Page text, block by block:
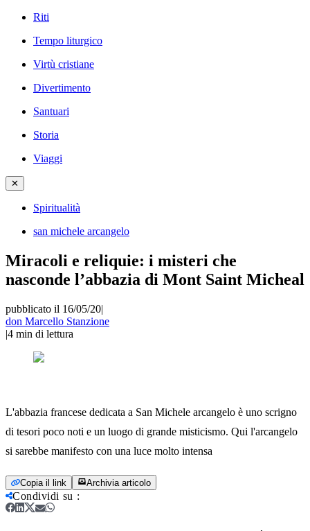
Riti
Tempo liturgico
Virtù cristiane
Divertimento
Santuari
Storia
Viaggi
✕
Spiritualità
san michele arcangelo
Miracoli e reliquie: i misteri che
nasconde l’abbazia di Mont Saint Micheal
pubblicato il 16/05/20|
don Marcello Stanzione
|4 min di lettura
L'abbazia francese dedicata a San Michele arcangelo è uno scrigno
di tesori poco noti e un luogo di grande misticismo. Qui l'arcangelo
si sarebbe manifesto con una luce molto intensa
Copia il link Archivia articolo
Condividi su :